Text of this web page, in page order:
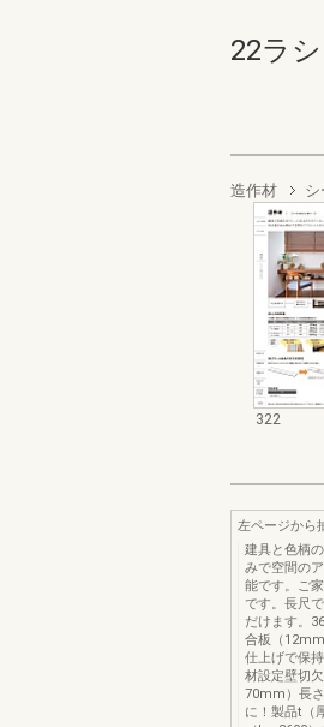
22ラ
造作材
322
左ページから
建具と色柄
みで空間の
能です。ご
です。長尺
だけます。
合板（
仕上げで保
材設定壁切
70mm）長
に！製品t（